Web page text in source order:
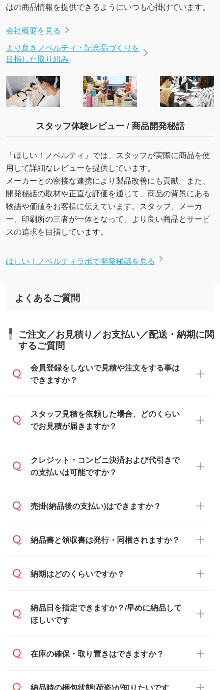
はの商品情報を提供できるようにいつも心掛けています。
会社概要を見る
より良きノベルティ・記念品づくりを
目指した取り組み
スタッフ体験レビュー / 商品開発秘話
「ほしい！ノベルティ」では、スタッフが実際に商品を使
用して詳細なレビューを提供しています。
メーカーとの密接な連携により製品改善にも貢献。また、
開発秘話の取材や正直な評価を通じて、商品の背景にある
物語や価値をお客様に伝えています。スタッフ、メーカ
ー、印刷所の三者が一体となって、より良い商品とサービ
スの追求を目指しています。
ほしい！ノベルティラボで開発秘話を見る
よくあるご質問
ご注文／お見積り／お支払い／配送・納期に関
するご質問
会員登録をしないで見積や注文をする事は
できますか？
可能です。見積・注文フォームにて『ゲス
トのまま進む』ボタンからお進みのうえ、
スタッフ見積を依頼した場合、どのくらい
でお見積が届きますか？
通常、翌営業日までにお送りしておりま
す。混雑状況によっては、お時間をいただ
翌営業日以降のご連絡となります。
クレジット・コンビニ決済および代引きで
の支払いは可能ですか？
銀行振込のみのご対応となります。
売掛(納品後の支払い)はできますか？
基本的には先入金をお願いしております
に対応可能です。
人様からご注文いただく場合でも、お支払
い元が学校や幼稚園・保育園であれば、同
す。
納品書と領収書は発行・同梱されますか？
納品書・領収書は ご依頼をいただいた場合
でお送りします。
原本の郵送をご希望の場合は、担当スタッ
備考欄』よりお知らせください。
納期はどのくらいですか？
・印刷する場合(500個程度)
ご入金、イメージ画像の校了から約2週間
・商品のみ注文する場合(サンプル購入を含
納品日を指定できますか？/早めに納品して
ほしいです
ご希望の納期がある場合は、お問い合わ
在庫の確保・取り置きはできますか？
ご入金確認後に在庫を確保し、注文確定の
納品時の梱包状態(荷姿)が知りたいです